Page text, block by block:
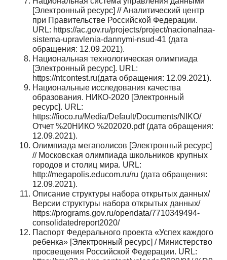
[Электронный ресурс] // Аналитический центр
при Правительстве Рос­сийской Федерации.
URL: https://ac.gov.ru/projects/project/nacionalnaa-
sistema-upravlenia-dannymi-nsud-41 (дата
обраще­ния: 12.09.2021).
Национальная технологическая олимпиада
[Электронный ре­сурс]. URL:
https://ntcontest.ru(дата обращения: 12.09.2021).
Национальные исследования качества
образования. НИКО-2020 [Электронный
ресурс]. URL:
https://fioco.ru/Media/Default/Documents/NIKO/
Отчет %20НИКО %202020.pdf (дата обраще­ния:
12.09.2021).
Олимпиада мегаполисов [Электронный ресурс]
// Московская олимпиада школьников крупных
городов и столиц мира. URL:
http://megapolis.educom.ru/ru (дата обращения:
12.09.2021).
Описание структуры набора открытых данных/
Версии струк­туры набора открытых данных/
https://programs.gov.ru/opendata/7710349494-
consolidatedreport2020/
Паспорт Федерального проекта «Успех каждого
ребенка» [Элек­тронный ресурс] / Министерство
просвещения Российской Фе­дерации. URL: